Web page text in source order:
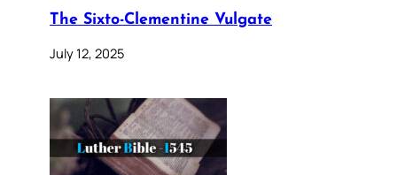
The Sixto-Clementine Vulgate
July 12, 2025